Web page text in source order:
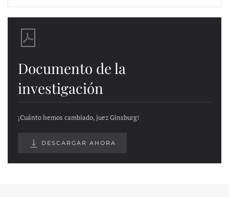
Documento de la
investigación
¡Cuánto hemos cambiado, juez Ginsburg!
DESCARGAR AHORA